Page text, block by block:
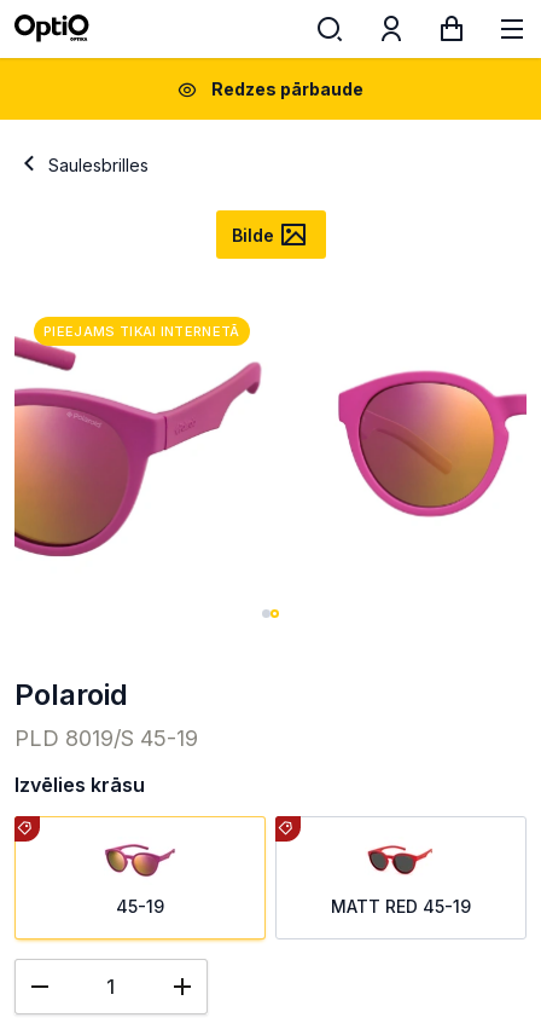
Redzes pārbaude
Saulesbrilles
Bilde
PIEEJAMS TIKAI INTERNETĀ
Polaroid
PLD 8019/S 45-19
Izvēlies krāsu
45-19 MATT RED 45-19